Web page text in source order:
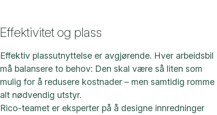
Effektivitet og plass
Effektiv plassutnyttelse er avgjørende. Hver arbeidsbil
må balansere to behov: Den skal være så liten som
mulig for å redusere kostnader – men samtidig romme
alt nødvendig utstyr.
Rico-teamet er eksperter på å designe innredninger